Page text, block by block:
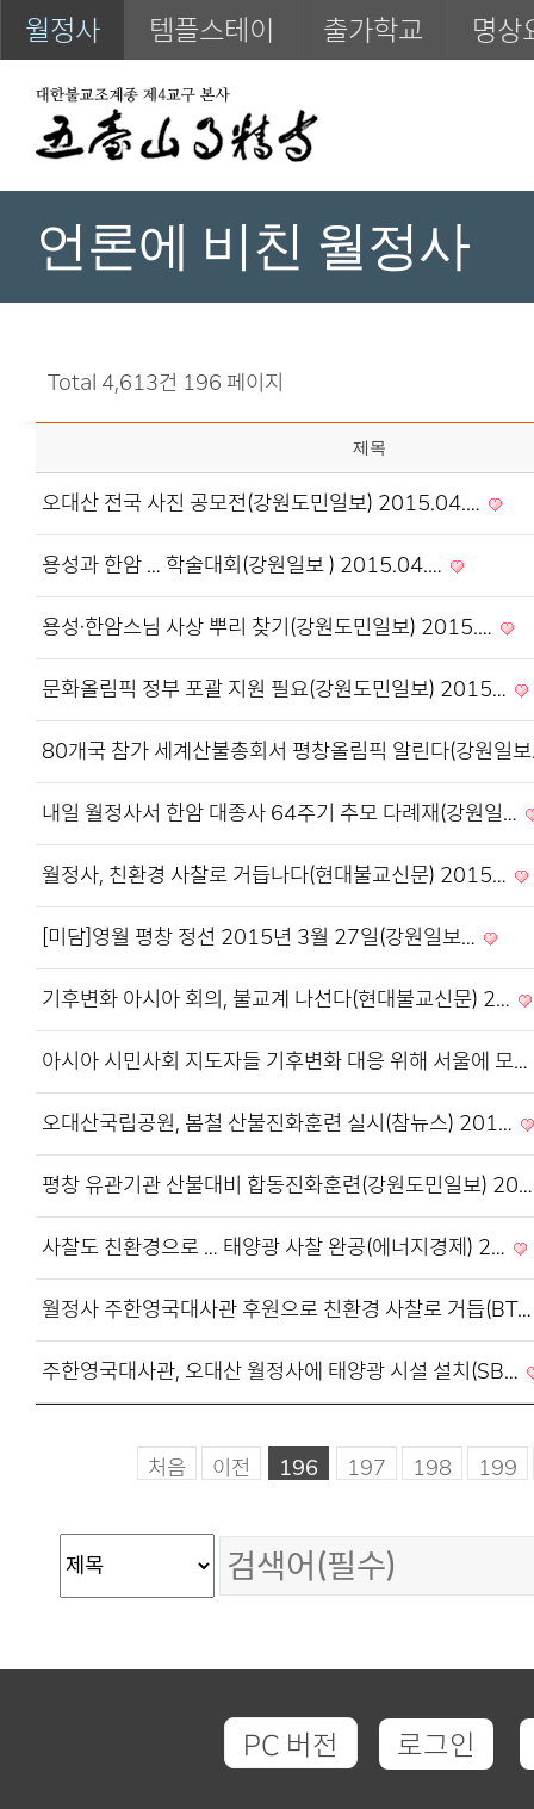
월정사 템플스테이 출가학교 명상
언론에 비친 월정사
Total 4,613건 196 페이지
제목
오대산 전국 사진 공모전(강원도민일보) 2015.04.…
용성과 한암 … 학술대회(강원일보 ) 2015.04.…
용성·한암스님 사상 뿌리 찾기(강원도민일보) 2015.…
문화올림픽 정부 포괄 지원 필요(강원도민일보) 2015…
80개국 참가 세계산불총회서 평창올림픽 알린다(강원일
내일 월정사서 한암 대종사 64주기 추모 다례재(강원일…
월정사, 친환경 사찰로 거듭나다(현대불교신문) 2015…
[미담]영월 평창 정선 2015년 3월 27일(강원일보…
기후변화 아시아 회의, 불교계 나선다(현대불교신문) 2…
아시아 시민사회 지도자들 기후변화 대응 위해 서울에 모…
오대산국립공원, 봄철 산불진화훈련 실시(참뉴스) 201…
평창 유관기관 산불대비 합동진화훈련(강원도민일보)
사찰도 친환경으로 … 태양광 사찰 완공(에너지경제) 2…
월정사 주한영국대사관 후원으로 친환경 사찰로 거듭
주한영국대사관, 오대산 월정사에 태양광 시설 설치(SB…
처음 이전 196 197 198 199
PC 버전 로그인